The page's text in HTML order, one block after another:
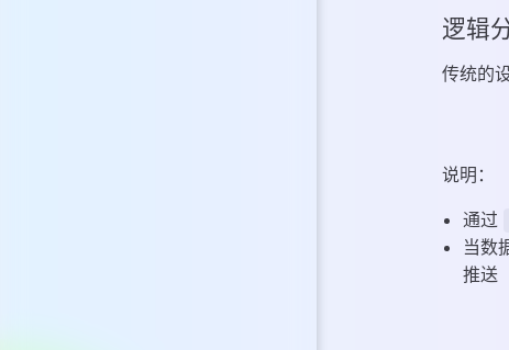
逻辑
传统的
说明：
通过
当数
推送